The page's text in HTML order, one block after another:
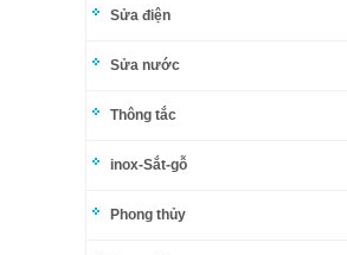
Sửa điện
Sửa nước
Thông tắc
inox-Sắt-gỗ
Phong thủy